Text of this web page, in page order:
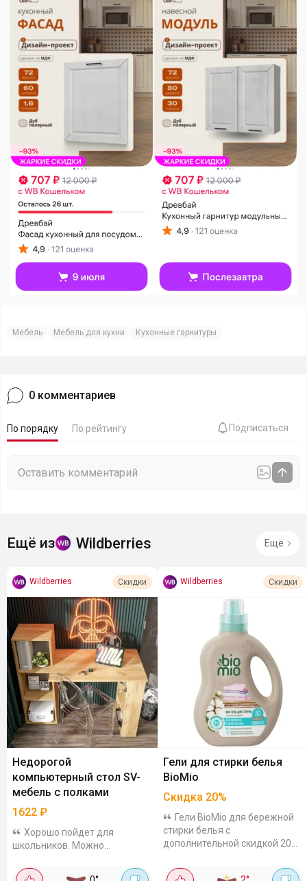
Мебель Мебель для кухни Кухонные гарнитуры
0 комментариев
По порядку По рейтингу Подписаться
Ещё из Wildberries Ещё
Wildberries Скидки
Недорогой
компьютерный стол SV-
мебель с полками
1622 ₽
Хорошо пойдет для
школьников. Можно
или компьютерный. Сделан из
Wildberries Скидки
Гели для стирки белья
BioMio
Скидка 20%
Гели BioMio для бережной
стирки белья с
дополнительной скидкой 20%.
типов тканей. Собрала